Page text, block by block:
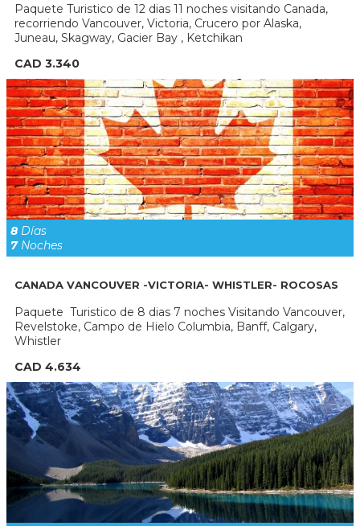
Paquete Turistico de 12 dias 11 noches visitando Canada,
recorriendo Vancouver, Victoria, Crucero por Alaska,
Juneau, Skagway, Gacier Bay , Ketchikan
CAD 3.340
8 Días
7Noches
CANADA VANCOUVER -VICTORIA- WHISTLER- ROCOSAS
Paquete Turistico de 8 dias 7 noches Visitando Vancouver,
Revelstoke, Campo de Hielo Columbia, Banff, Calgary,
Whistler
CAD 4.634